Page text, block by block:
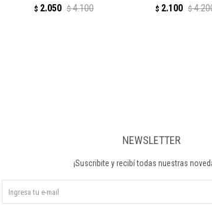
$ 2.050 $ 4.100 $ 2.100 $
NEWSLETTER
¡Suscribite y recibí todas nuestras